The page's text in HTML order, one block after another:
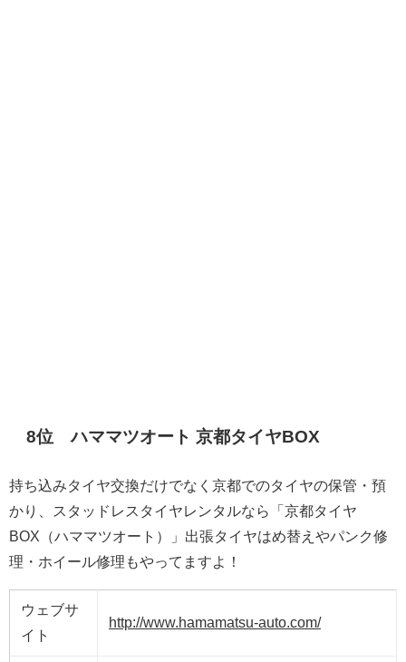
8位 ハママツオート 京都タイヤBOX
持ち込みタイヤ交換だけでなく京都でのタイヤの保管・預
かり、スタッドレスタイヤレンタルなら「京都タイヤ
BOX（ハママツオート）」出張タイヤはめ替えやパンク修
理・ホイール修理もやってますよ！
ウェブサ
イト
http://www.hamamatsu-auto.com/